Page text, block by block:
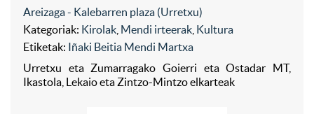
Areizaga - Kalebarren plaza (Urretxu)
Kategoriak: Kirolak Mendi irteerak Kultura
Etiketak: Iñaki Beitia Mendi Martxa
Urretxu eta Zumarragako Goierri eta Ostadar MT,
Ikastola, Lekaio eta Zintzo-Mintzo elkarteak